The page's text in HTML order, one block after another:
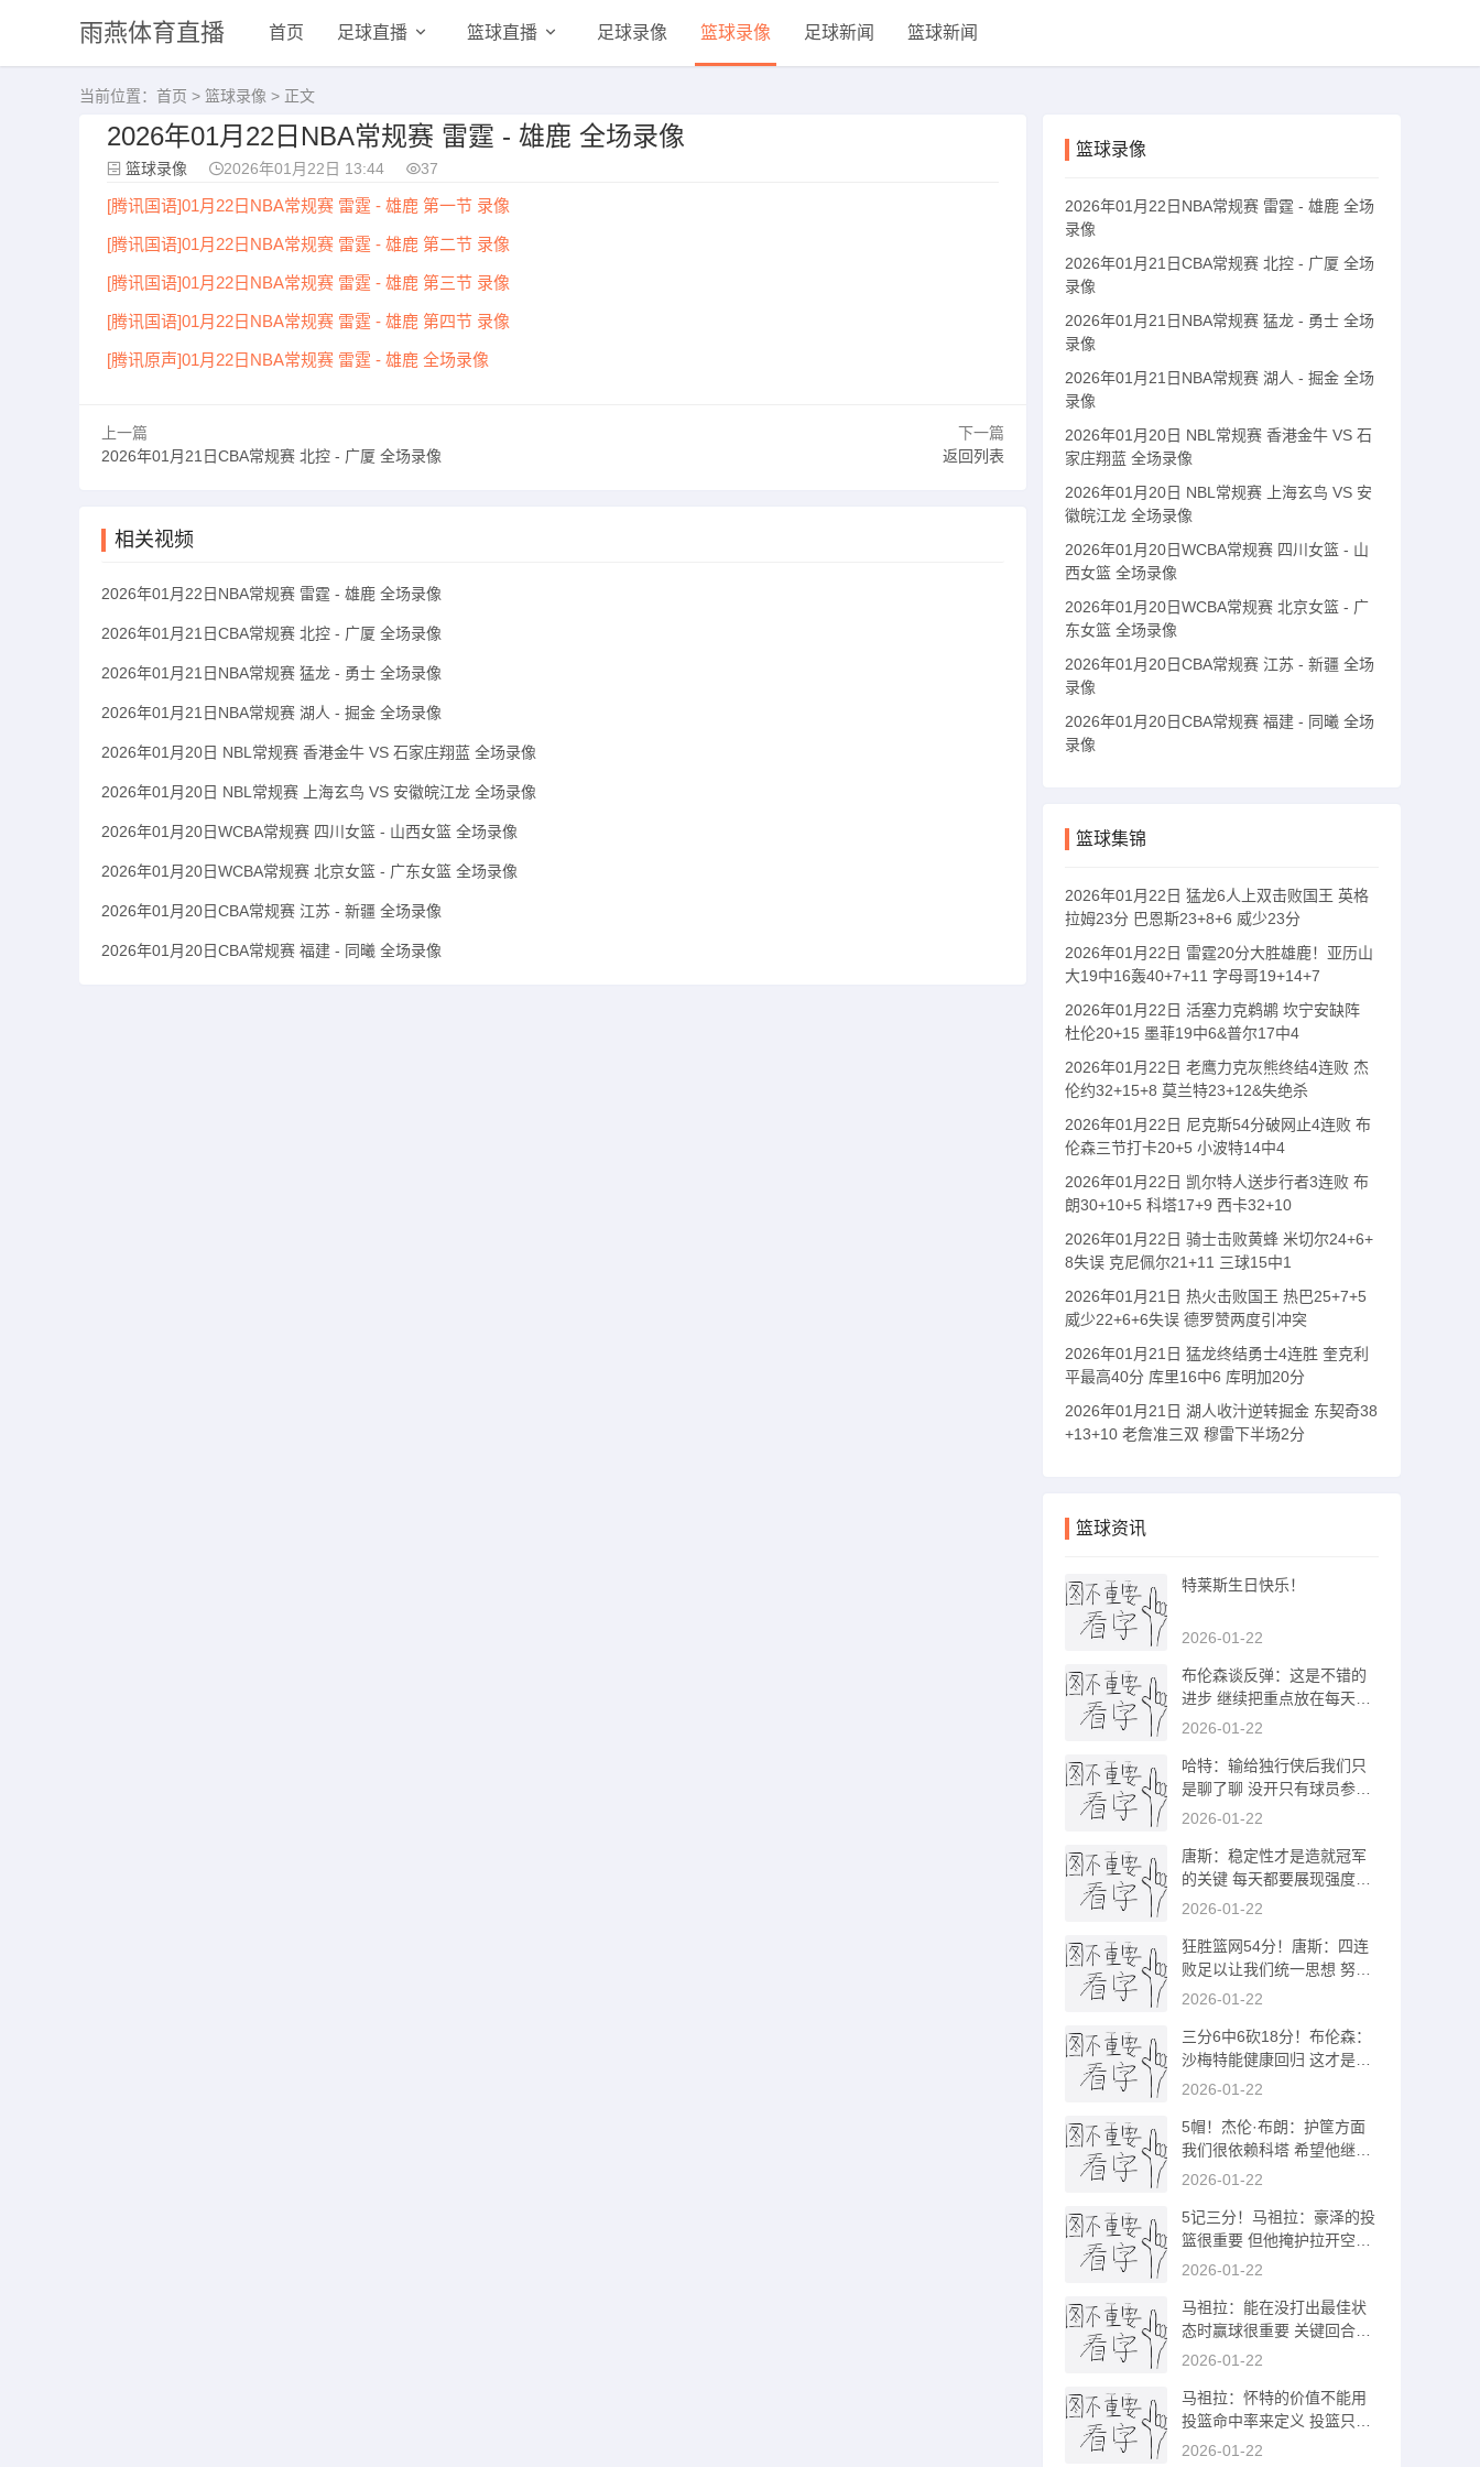
雨燕体育直播 首页 足球直播 篮球直播 足球录像 篮球录像 足球新闻 篮球新闻
当前位置： 首页 > 篮球录像 > 正文
2026年01月22日NBA常规赛 雷霆 - 雄鹿 全场录像
篮球录像 2026年01月22日 13:44 37
[腾讯国语]01月22日NBA常规赛 雷霆 - 雄鹿 第一节 录像
[腾讯国语]01月22日NBA常规赛 雷霆 - 雄鹿 第二节 录像
[腾讯国语]01月22日NBA常规赛 雷霆 - 雄鹿 第三节 录像
[腾讯国语]01月22日NBA常规赛 雷霆 - 雄鹿 第四节 录像
[腾讯原声]01月22日NBA常规赛 雷霆 - 雄鹿 全场录像
上一篇
2026年01月21日CBA常规赛 北控 - 广厦 全场录像
下一篇
返回列表
相关视频
2026年01月22日NBA常规赛 雷霆 - 雄鹿 全场录像
2026年01月21日CBA常规赛 北控 - 广厦 全场录像
2026年01月21日NBA常规赛 猛龙 - 勇士 全场录像
2026年01月21日NBA常规赛 湖人 - 掘金 全场录像
2026年01月20日 NBL常规赛 香港金牛 VS 石家庄翔蓝 全场录像
2026年01月20日 NBL常规赛 上海玄鸟 VS 安徽皖江龙 全场录像
2026年01月20日WCBA常规赛 四川女篮 - 山西女篮 全场录像
2026年01月20日WCBA常规赛 北京女篮 - 广东女篮 全场录像
2026年01月20日CBA常规赛 江苏 - 新疆 全场录像
2026年01月20日CBA常规赛 福建 - 同曦 全场录像
篮球录像
2026年01月22日NBA常规赛 雷霆 - 雄鹿 全场
录像
2026年01月21日CBA常规赛 北控 - 广厦 全场
录像
2026年01月21日NBA常规赛 猛龙 - 勇士 全场
录像
2026年01月21日NBA常规赛 湖人 - 掘金 全场
录像
2026年01月20日 NBL常规赛 香港金牛 VS 石
家庄翔蓝 全场录像
2026年01月20日 NBL常规赛 上海玄鸟 VS 安
徽皖江龙 全场录像
2026年01月20日WCBA常规赛 四川女篮 - 山
西女篮 全场录像
2026年01月20日WCBA常规赛 北京女篮 - 广
东女篮 全场录像
2026年01月20日CBA常规赛 江苏 - 新疆 全场
录像
2026年01月20日CBA常规赛 福建 - 同曦 全场
录像
篮球集锦
2026年01月22日 猛龙6人上双击败国王 英格
拉姆23分 巴恩斯23+8+6 威少23分
2026年01月22日 雷霆20分大胜雄鹿！亚历山
大19中16轰40+7+11 字母哥19+14+7
2026年01月22日 活塞力克鹈鹕 坎宁安缺阵
杜伦20+15 墨菲19中6&普尔17中4
2026年01月22日 老鹰力克灰熊终结4连败 杰
伦约32+15+8 莫兰特23+12&失绝杀
2026年01月22日 尼克斯54分破网止4连败 布
伦森三节打卡20+5 小波特14中4
2026年01月22日 凯尔特人送步行者3连败 布
朗30+10+5 科塔17+9 西卡32+10
2026年01月22日 骑士击败黄蜂 米切尔24+6+
8失误 克尼佩尔21+11 三球15中1
2026年01月21日 热火击败国王 热巴25+7+5
威少22+6+6失误 德罗赞两度引冲突
2026年01月21日 猛龙终结勇士4连胜 奎克利
平最高40分 库里16中6 库明加20分
2026年01月21日 湖人收汁逆转掘金 东契奇38
+13+10 老詹准三双 穆雷下半场2分
篮球资讯
特莱斯生日快乐！
2026-01-22
布伦森谈反弹：这是不错的
进步 继续把重点放在每天都
变得更好上
2026-01-22
哈特：输给独行侠后我们只
是聊了聊 没开只有球员参加
的会议
2026-01-22
唐斯：稳定性才是造就冠军
的关键 每天都要展现强度能
量和执行力
2026-01-22
狂胜篮网54分！唐斯：四连
败足以让我们统一思想 努力
争取两连胜
2026-01-22
三分6中6砍18分！布伦森：
沙梅特能健康回归 这才是最
重要的
2026-01-22
5帽！杰伦·布朗：护筐方面
我们很依赖科塔 希望他继续
保持这表现
2026-01-22
5记三分！马祖拉：豪泽的投
篮很重要 但他掩护拉开空间
同样重要
2026-01-22
马祖拉：能在没打出最佳状
态时赢球很重要 关键回合上
要变得更好
2026-01-22
马祖拉：怀特的价值不能用
投篮命中率来定义 投篮只是
加分项
2026-01-22